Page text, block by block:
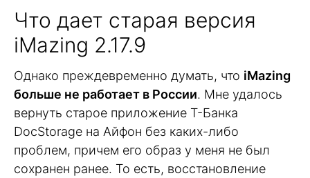
Что дает старая версия
iMazing 2.17.9
Однако преждевременно думать, что iMazing
больше не работает в России. Мне удалось
вернуть старое приложение Т-Банка
DocStorage на Айфон без каких-либо
проблем, причем его образ у меня не был
сохранен ранее. То есть, восстановление